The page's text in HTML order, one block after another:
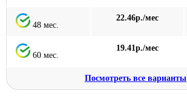
48 мес.
22.46р./мес
60 мес.
19.41р./мес
Посмотреть все варианты